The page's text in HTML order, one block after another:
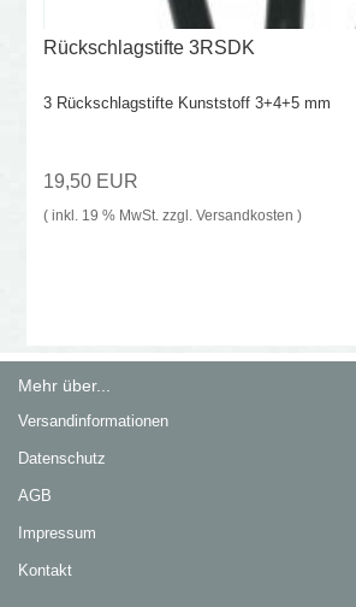
Rückschlagstifte 3RSDK
3 Rückschlagstifte Kunststoff 3+4+5 mm
19,50 EUR
( inkl. 19 % MwSt. zzgl. Versandkosten )
Mehr über...
Versandinformationen
Datenschutz
AGB
Impressum
Kontakt